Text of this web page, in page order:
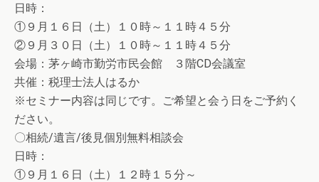
日時：
①９月１６日（土）１０時～１１時４５分
②９月３０日（土）１０時～１１時４５分
会場：茅ヶ崎市勤労市民会館 ３階CD会議室
共催：税理士法人はるか
※セミナー内容は同じです。ご希望と会う日をご予約く
ださい。
〇相続/遺言/後見個別無料相談会
日時：
①９月１６日（土）１２時１５分～